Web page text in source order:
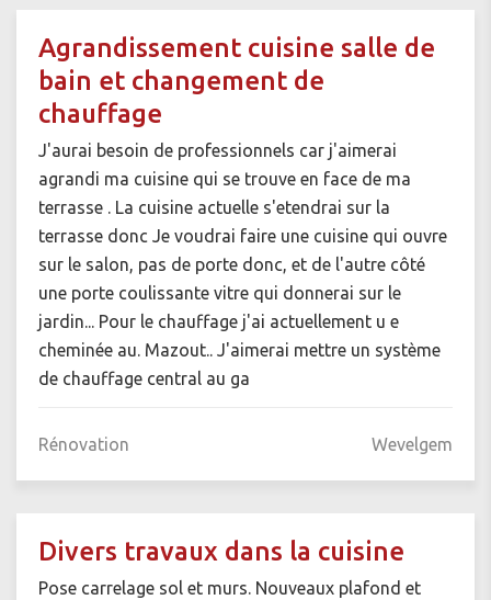
Agrandissement cuisine salle de
bain et changement de
chauffage
J'aurai besoin de professionnels car j'aimerai
agrandi ma cuisine qui se trouve en face de ma
terrasse . La cuisine actuelle s'etendrai sur la
terrasse donc Je voudrai faire une cuisine qui ouvre
sur le salon, pas de porte donc, et de l'autre côté
une porte coulissante vitre qui donnerai sur le
jardin... Pour le chauffage j'ai actuellement u e
cheminée au. Mazout.. J'aimerai mettre un système
de chauffage central au ga
Rénovation Wevelgem
Divers travaux dans la cuisine
Pose carrelage sol et murs. Nouveaux plafond et